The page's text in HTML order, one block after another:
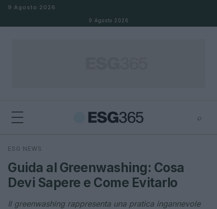
Salta al contenuto
9 Agosto 2026
9 Agosto 2026
⌕
Cerca
ESG NEWS
Guida al Greenwashing: Cosa
Devi Sapere e Come Evitarlo
Il greenwashing rappresenta una pratica ingannevole